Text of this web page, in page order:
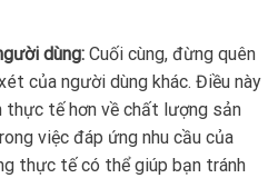
dùng: Cuối cùng, đừng quên
của người dùng khác. Điều này
thực tế hơn về chất lượng sản
việc đáp ứng nhu cầu của
thực tế có thể giúp bạn tránh